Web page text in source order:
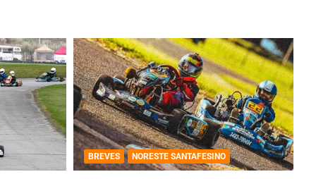
BREVES NORESTE SANTAFESINO
COBERTURA ESPECIAL DE E-KART.COM.AR
08/09-AGO
IAME SERIES ARGENTINA 6